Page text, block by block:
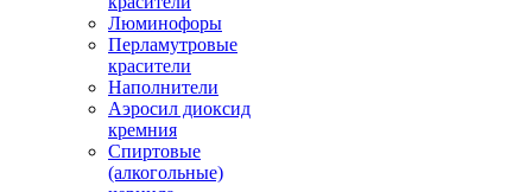
Люминофоры
Перламутровые
красители
Наполнители
Аэросил диоксид
кремния
Спиртовые
(алкогольные)